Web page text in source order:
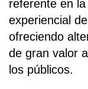
referente en
experiencial
ofreciendo
de gran valor
los públicos.